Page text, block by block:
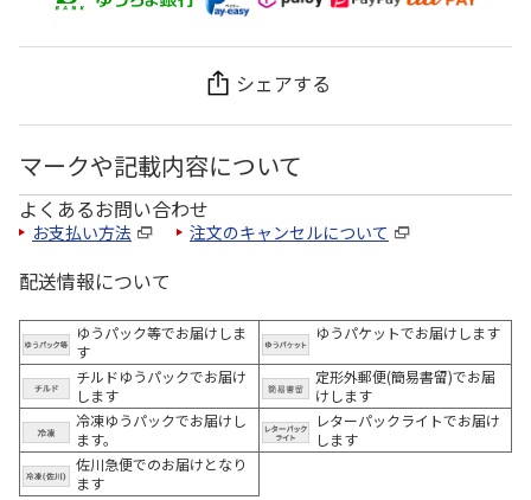
シェアする
マークや記載内容について
よくあるお問い合わせ
お支払い方法 注文のキャンセルについて
配送情報について
ゆうパック等でお届けしま
す
ゆうパケットでお届けします
チルドゆうパックでお届け
します
定形外郵便(簡易書留)でお届
けします
冷凍ゆうパックでお届けし
ます。
レターパックライトでお届け
します
佐川急便でのお届けとなり
ます